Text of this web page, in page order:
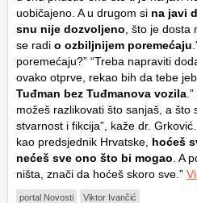
uobičajeno. A u drugom si na javi
snu nije dozvoljeno , što je
se radi o ozbiljnijem poremećaju
poremećaju?” “Treba napraviti
ovako otprve, rekao bih da tebe
Tuđman bez Tuđmanova vozila
možeš razlikovati što sanjaš, a što
stvarnost i fikcija”, kaže dr.
kao predsjednik Hrvatske, hoćeš
nećeš sve ono što bi mogao . A
ništa, znači da hoćeš skoro sve.”
portal Novosti Viktor Ivančić